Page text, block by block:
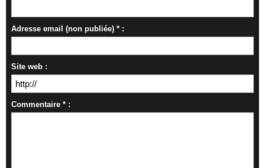
Adresse email (non publiée) * :
Site web :
Commentaire * :